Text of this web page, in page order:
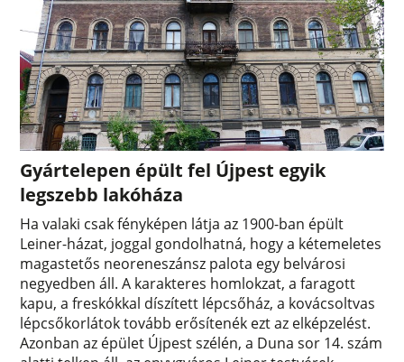
Gyártelepen épült fel Újpest egyik
legszebb lakóháza
Ha valaki csak fényképen látja az 1900-ban épült
Leiner-házat, joggal gondolhatná, hogy a kétemeletes
magastetős neoreneszánsz palota egy belvárosi
negyedben áll. A karakteres homlokzat, a faragott
kapu, a freskókkal díszített lépcsőház, a kovácsoltvas
lépcsőkorlátok tovább erősítenék ezt az elképzelést.
Azonban az épület Újpest szélén, a Duna sor 14. szám